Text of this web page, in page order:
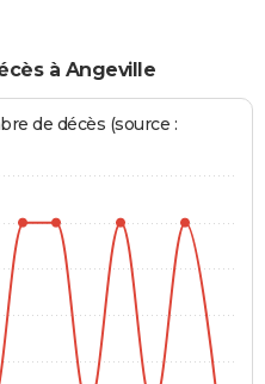
à Angeville
de décès (source :